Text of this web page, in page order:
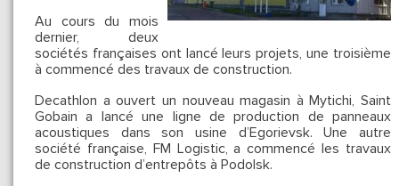
Au cours du mois
dernier, deux
sociétés françaises ont lancé leurs projets, une troisième
à commencé des travaux de construction.
Decathlon a ouvert un nouveau magasin à Mytichi, Saint
Gobain a lancé une ligne de production de panneaux
acoustiques dans son usine d’Egorievsk. Une autre
société française, FM Logistic, a commencé les travaux
de construction d’entrepôts à Podolsk.